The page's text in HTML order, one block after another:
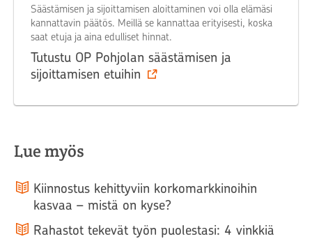
Säästämisen ja sijoittamisen aloittaminen voi olla elämäsi
kannattavin päätös. Meillä se kannattaa erityisesti, koska
saat etuja ja aina edulliset hinnat.
Tutustu OP Pohjolan säästämisen ja
sijoittamisen etuihin‍
Lue myös
Kiinnostus kehittyviin korkomarkkinoihin
kasvaa – mistä on kyse?
Rahastot tekevät työn puolestasi: 4 vinkkiä